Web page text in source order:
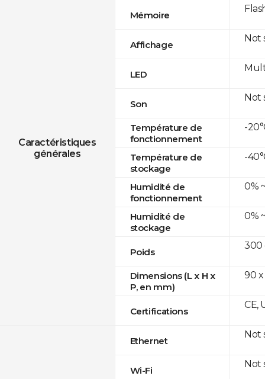
Caractéristiques
générales
Mémoire
Affichage
LED
Son
Température de
fonctionnement
Température de
stockage
Humidité de
fonctionnement
Humidité de
stockage
Poids
Dimensions (L x H x
P, en mm)
Certifications
Ethernet
Wi-Fi
Not
Not
-
-
0%
0%
300
90 x
CE,
Not
Not